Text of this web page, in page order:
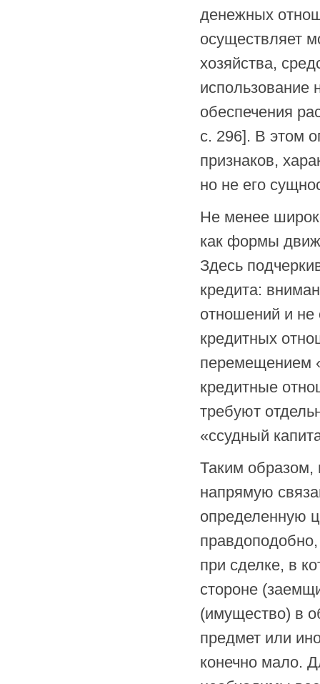
денежных
осуществляет
хозяйства,
использование
обеспечения
с. 296]. В этом
признаков,
но не его
Не менее
как формы
Здесь
кредита:
отношений и не
кредитных
перемещением
кредитные
требуют
«ссудный
Таким образом,
напрямую
определенную
при сделке, в
стороне
(имущество) в
предмет или
конечно мало.